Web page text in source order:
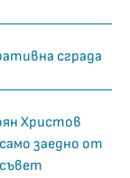
сграда
Христов
заедно от